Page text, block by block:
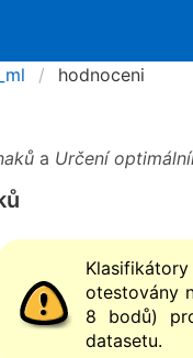
hodnoceni
a Určení
otestovány
8 bodů)
datasetu.